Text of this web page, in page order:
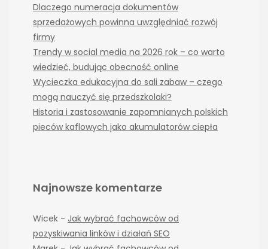
Dlaczego numeracja dokumentów
sprzedażowych powinna uwzględniać rozwój
firmy
Trendy w social media na 2026 rok – co warto
wiedzieć, budując obecność online
Wycieczka edukacyjna do sali zabaw – czego
mogą nauczyć się przedszkolaki?
Historia i zastosowanie zapomnianych polskich
pieców kaflowych jako akumulatorów ciepła
Najnowsze komentarze
Wicek - Jak wybrać fachowców od
pozyskiwania linków i działań SEO